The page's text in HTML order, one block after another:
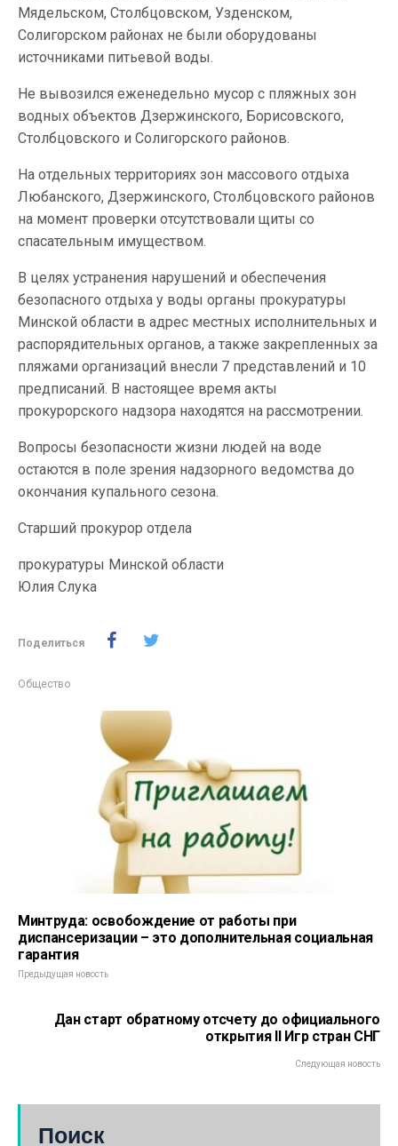
Мядельском, Столбцовском, Узденском,
Солигорском районах не были оборудованы
источниками питьевой воды.
Не вывозился еженедельно мусор с пляжных зон
водных объектов Дзержинского, Борисовского,
Столбцовского и Солигорского районов.
На отдельных территориях зон массового отдыха
Любанского, Дзержинского, Столбцовского районов
на момент проверки отсутствовали щиты со
спасательным имуществом.
В целях устранения нарушений и обеспечения
безопасного отдыха у воды органы прокуратуры
Минской области в адрес местных исполнительных и
распорядительных органов, а также закрепленных за
пляжами организаций внесли 7 представлений и 10
предписаний. В настоящее время акты
прокурорского надзора находятся на рассмотрении.
Вопросы безопасности жизни людей на воде
остаются в поле зрения надзорного ведомства до
окончания купального сезона.
Старший прокурор отдела
прокуратуры Минской области
Юлия Слука
Поделиться
Общество
Минтруда: освобождение от работы при
диспансеризации – это дополнительная социальная
гарантия
Предыдущая новость
Дан старт обратному отсчету до официального
открытия II Игр стран СНГ
Следующая новость
Поиск